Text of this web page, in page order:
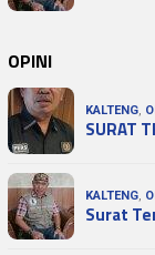
OPINI
KALTENG,
SURAT
KALTENG,
Surat